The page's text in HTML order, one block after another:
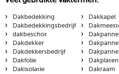
›
Dakbedekking
› Dakbedekkingsbedrijf
› dakbeschot
› Dakdekker
› Dakdekkersbedrijf
› Dakfolie
› Dakisolatie
› Dakkapel
›
›
›
›
› Dakplaten
› Dakraam